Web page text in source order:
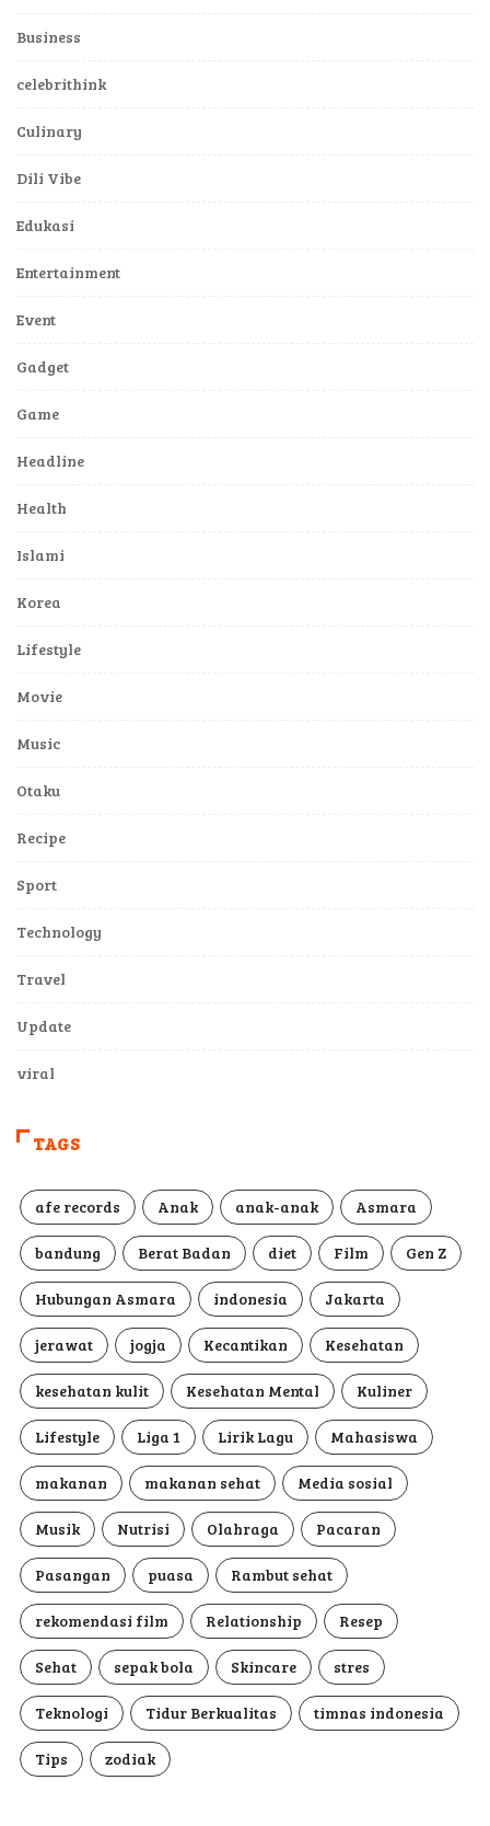
Business
celebrithink
Culinary
Dili Vibe
Edukasi
Entertainment
Event
Gadget
Game
Headline
Health
Islami
Korea
Lifestyle
Movie
Music
Otaku
Recipe
Sport
Technology
Travel
Update
viral
TAGS
afe records Anak anak-anak Asmara
bandung Berat Badan diet Film Gen Z
Hubungan Asmara indonesia Jakarta
jerawat jogja Kecantikan Kesehatan
kesehatan kulit Kesehatan Mental Kuliner
Lifestyle Liga 1 Lirik Lagu Mahasiswa
makanan makanan sehat Media sosial
Musik Nutrisi Olahraga Pacaran
Pasangan puasa Rambut sehat
rekomendasi film Relationship Resep
Sehat sepak bola Skincare stres
Teknologi Tidur Berkualitas timnas indonesia
Tips zodiak